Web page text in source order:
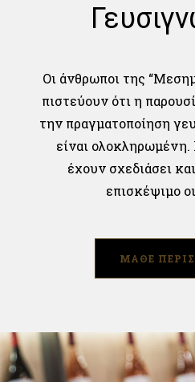
Οι άνθρωποι της
πιστεύουν ότι η
την πραγματοποίηση
είναι ολοκληρωμένη.
έχουν σχεδιάσει
επισκέψιμο
ΜΑΘΕ